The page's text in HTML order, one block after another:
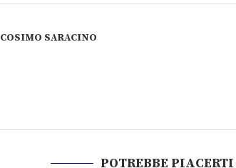
COSIMO SARACINO
POTREBBE